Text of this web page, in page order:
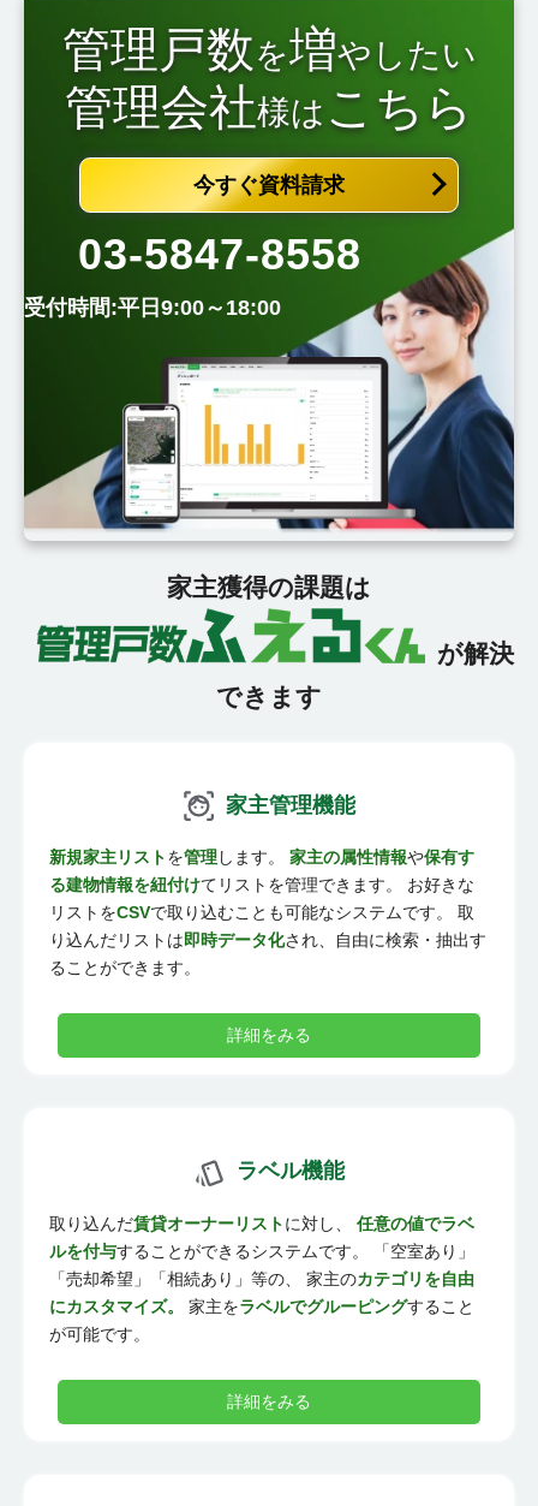
管理戸数を増やしたい
管理会社様は こちら
今すぐ資料請求
03-5847-8558
受付時間:平日9:00～18:00
家主獲得の課題は
が解決
できます
家主管理機能
新規家主リストを管理します。 家主の属性情報や保有す
る建物情報を紐付けてリストを管理できます。 お好きな
リストをCSVで取り込むことも可能なシステムです。 取
り込んだリストは即時データ化され、自由に検索・抽出す
ることができます。
詳細をみる
ラベル機能
取り込んだ賃貸オーナーリストに対し、 任意の値でラベ
ルを付与することができるシステムです。 「空室あり」
「売却希望」「相続あり」等の、 家主のカテゴリを自由
にカスタマイズ。
家主をラベルでグルーピングすること
が可能です。
詳細をみる